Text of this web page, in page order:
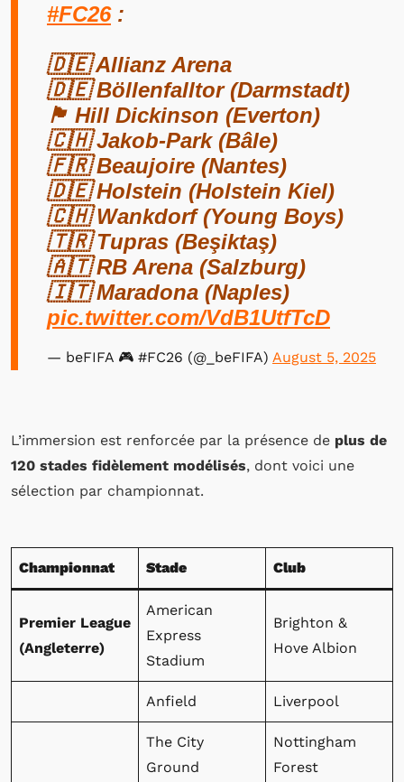
#FC26:
🇩🇪 Allianz Arena
🇩🇪 Böllenfalltor (Darmstadt)
🏴󠁧󠁢󠁥󠁮󠁧󠁿 Hill Dickinson (Everton)
🇨🇭 Jakob-Park (Bâle)
🇫🇷 Beaujoire (Nantes)
🇩🇪 Holstein (Holstein Kiel)
🇨🇭 Wankdorf (Young Boys)
🇹🇷 Tupras (Beşiktaş)
🇦🇹 RB Arena (Salzburg)
🇮🇹 Maradona (Naples)
pic.twitter.com/VdB1UtfTcD
— beFIFA 🎮 #FC26 (@_beFIFA) August 5, 2025
L’immersion est renforcée par la présence de plus de
120 stades fidèlement modélisés, dont voici une
sélection par championnat.
Championnat Stade Club
Premier League
(Angleterre)
American
Express
Stadium
Brighton &
Hove Albion
Anfield Liverpool
The City
Ground
Nottingham
Forest